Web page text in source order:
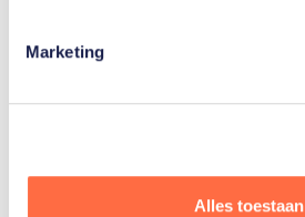
Marketing
Alles toestaan
Gerelateerde teams